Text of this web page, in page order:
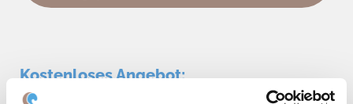
Kostenloses Angebot: